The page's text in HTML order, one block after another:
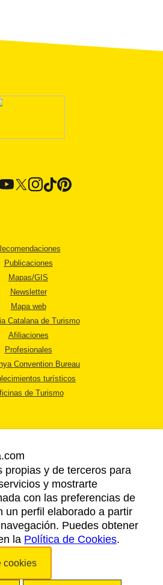
Publicaciones
Mapas/GIS
Newsletter
Mapa web
Catalana de Turismo
Afiliaciones
Profesionales
Convention Bureau
turísticos
de Turismo
AVISO LEGAL
DE PRIVACIDAD
COOKIES
ACCESSIBILIDAD
Catalana de Turismo. Todos los derechos
propias y de terceros para
y mostrarte
con las preferencias de
un perfil elaborado a partir
Puedes obtener
la Política de Cookies.
cookies